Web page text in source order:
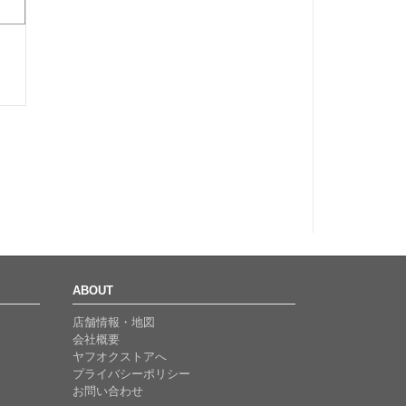
ABOUT
店舗情報・地図
会社概要
ヤフオクストアへ
プライバシーポリシー
お問い合わせ